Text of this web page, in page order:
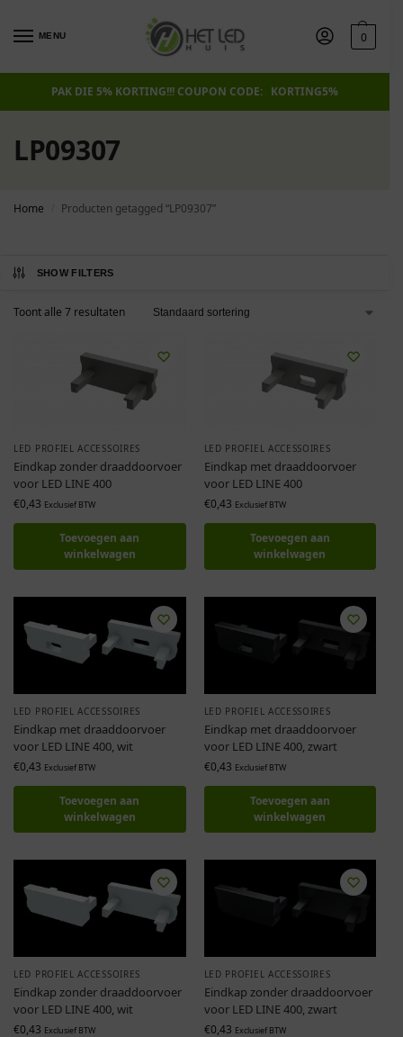
MENU 0
PAK DIE 5% KORTING!!! COUPON CODE: KORTING5%
LP09307
Home Producten getagged “LP09307”
SHOW FILTERS
Toont alle 7 resultaten
LED PROFIEL ACCESSOIRES
Eindkap zonder draaddoorvoer
voor LED LINE 400
€0,43 Exclusief BTW
Toevoegen aan
winkelwagen
LED PROFIEL ACCESSOIRES
Eindkap met draaddoorvoer
voor LED LINE 400
€0,43 Exclusief BTW
Toevoegen aan
winkelwagen
LED PROFIEL ACCESSOIRES
Eindkap met draaddoorvoer
voor LED LINE 400, wit
€0,43 Exclusief BTW
Toevoegen aan
winkelwagen
LED PROFIEL ACCESSOIRES
Eindkap met draaddoorvoer
voor LED LINE 400, zwart
€0,43 Exclusief BTW
Toevoegen aan
winkelwagen
LED PROFIEL ACCESSOIRES
Eindkap zonder draaddoorvoer
voor LED LINE 400, wit
€0,43 Exclusief BTW
LED PROFIEL ACCESSOIRES
Eindkap zonder draaddoorvoer
voor LED LINE 400, zwart
€0,43 Exclusief BTW